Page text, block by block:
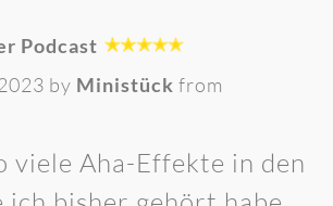
Podcast
by Ministück from
viele Aha-Effekte in den